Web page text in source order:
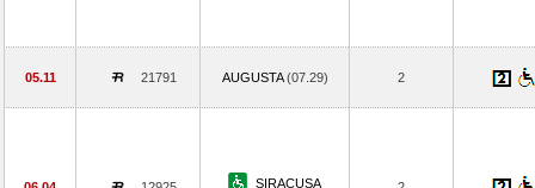
05.11 21791 AUGUSTA(07.29) 2
SIRACUSA